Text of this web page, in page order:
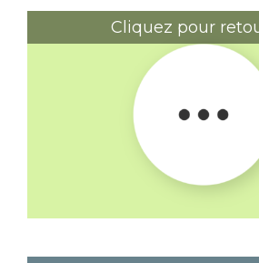
Cliquez pour
Le menu